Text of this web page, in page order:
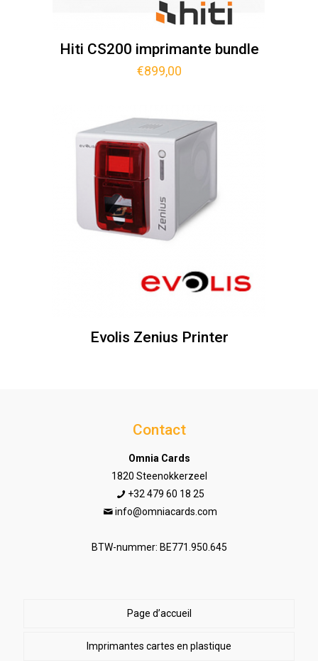
Hiti CS200 imprimante bundle
€899,00
Evolis Zenius Printer
Contact
Omnia Cards
1820 Steenokkerzeel
+32 479 60 18 25
info@omniacards.com
BTW-nummer: BE771.950.645
Page d’accueil
Imprimantes cartes en plastique